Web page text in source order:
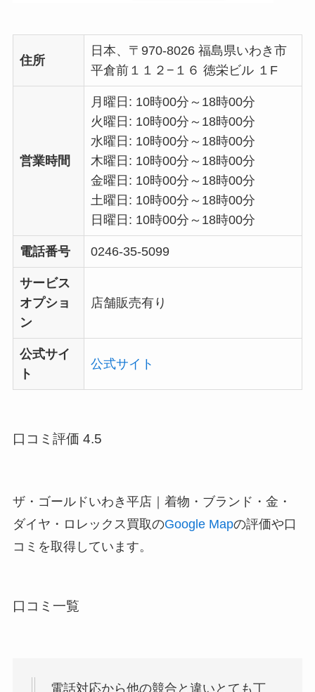
住所
日本、〒970-8026 福島県いわき市
平倉前１１２−１６ 徳栄ビル １F
営業時間
月曜日: 10時00分～18時00分
火曜日: 10時00分～18時00分
水曜日: 10時00分～18時00分
木曜日: 10時00分～18時00分
金曜日: 10時00分～18時00分
土曜日: 10時00分～18時00分
日曜日: 10時00分～18時00分
電話番号 0246-35-5099
サービス
オプショ
ン
店舗販売有り
公式サイ
ト
公式サイト
口コミ評価 4.5
ザ・ゴールドいわき平店｜着物・ブランド・金・
ダイヤ・ロレックス買取のGoogle Mapの評価や口
コミを取得しています。
口コミ一覧
電話対応から他の競合と違いとても丁